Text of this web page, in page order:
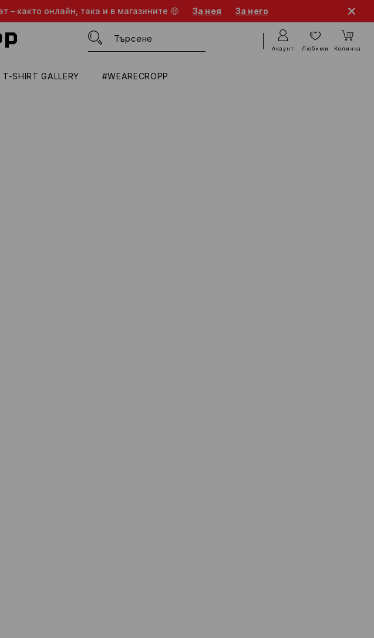
– както онлайн, така и в магазините 🤑 За нея За него
T-SHIRT GALLERY #WEARECROPP
Акаунт Любими Количка